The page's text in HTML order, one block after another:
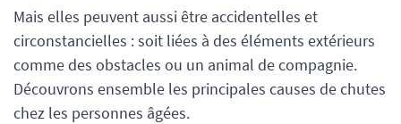
Mais elles peuvent aussi être accidentelles et
circonstancielles : soit liées à des éléments extérieurs
comme des obstacles ou un animal de compagnie.
Découvrons ensemble les principales causes de chutes
chez les personnes âgées.